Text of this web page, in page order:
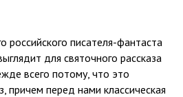
российского писателя-фантаста
для святочного рассказа
всего потому, что это
причем перед нами классическая